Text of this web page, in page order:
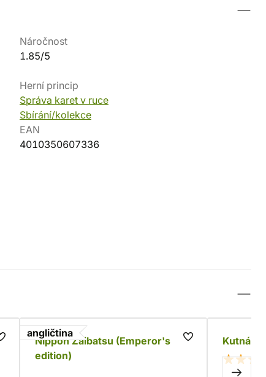
Náročnost
1.85/5
Herní princip
Správa karet v ruce
Sbírání/kolekce
EAN
4010350607336
angličtina
Nippon Zaibatsu (Emperor's
edition)
Kutná